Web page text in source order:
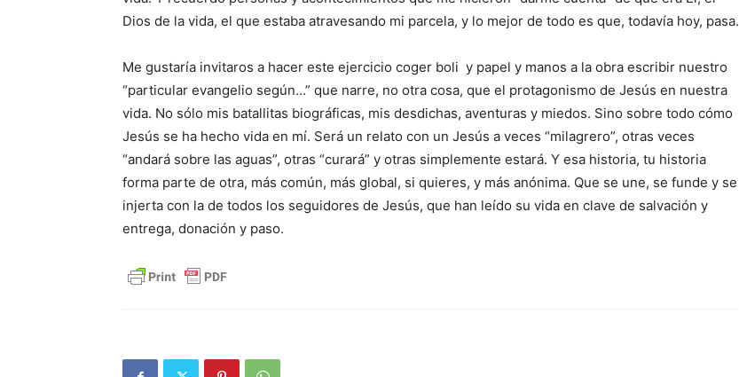
Dios de la vida, el que estaba atravesando mi parcela, y lo mejor de todo es que, todavía hoy, pasa.
Me gustaría invitaros a hacer este ejercicio coger boli y papel y manos a la obra escribir nuestro
“particular evangelio según…” que narre, no otra cosa, que el protagonismo de Jesús en nuestra
vida. No sólo mis batallitas biográficas, mis desdichas, aventuras y miedos. Sino sobre todo cómo
Jesús se ha hecho vida en mí. Será un relato con un Jesús a veces “milagrero”, otras veces
“andará sobre las aguas”, otras “curará” y otras simplemente estará. Y esa historia, tu historia
forma parte de otra, más común, más global, si quieres, y más anónima. Que se une, se funde y se
injerta con la de todos los seguidores de Jesús, que han leído su vida en clave de salvación y
entrega, donación y paso.